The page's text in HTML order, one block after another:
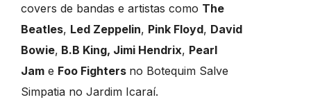
covers de bandas e artistas como The
Beatles, Led Zeppelin, Pink Floyd, David
Bowie, B.B King, Jimi Hendrix, Pearl
Jame Foo Fighters no Botequim Salve
Simpatia no Jardim Icaraí.